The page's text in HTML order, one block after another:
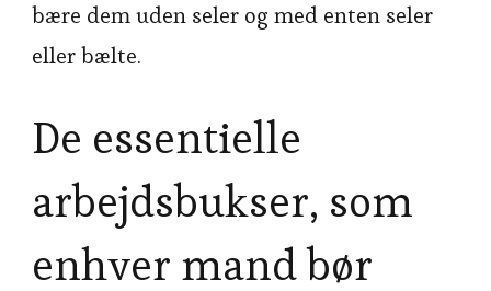
bære dem uden seler og med enten seler
eller bælte.
De essentielle
arbejdsbukser, som
enhver mand bør